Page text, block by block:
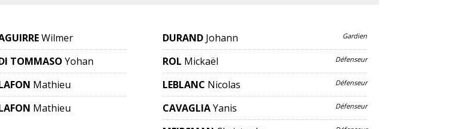
Wilmer
TOMMASO Yohan
Mathieu
Mathieu
DURAND Johann Gardien
ROL Mickaël Défenseur
LEBLANC Nicolas Défenseur
CAVAGLIAYanis Défenseur